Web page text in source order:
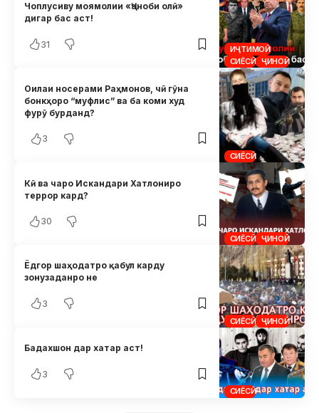
ИҶТИМОӢ
СИЁСӢ
ҶИНОӢ
Чоплусиву моямолии «Ҷаноби олӣ»
дигар бас аст!
31
СИЁСӢ
Оилаи носерами Раҳмонов, чӣ гӯна
бонкҳоро “муфлис” ва ба коми худ
фурӯ бурданд?
3
СИЁСӢ ҶИНОӢ
Кӣ ва чаро Искандари Хатлониро
террор кард?
30
СИЁСӢ ҶИНОӢ
Ёдгор шаҳодатро қабул карду
зонузаданро не
3
СИЁСӢ
Бадахшон дар хатар аст!
3